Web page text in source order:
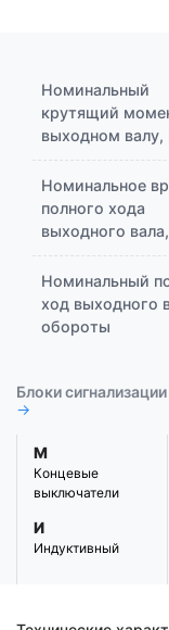
Номинальный
крутящий
выходном валу,
Номинальное
полного хода
выходного
Номинальный
ход выходного
обороты
Блоки
→
М
Концевые
выключатели
И
Индуктивный